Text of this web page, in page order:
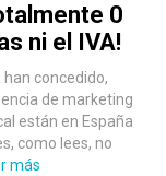
0
ni el IVA!
han concedido,
de marketing
están en España
como lees, no
más